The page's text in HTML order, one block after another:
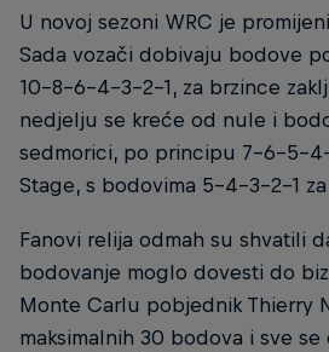
U novoj sezoni WRC je
Sada vozači dobivaju bodove
10-8-6-4-3-2-1, za brzince
nedjelju se kreće od nule i
sedmorici, po principu 7-6-5-
Stage, s bodovima 5-4-3-2-1
Fanovi relija odmah su shvatili
bodovanje moglo dovesti do
Monte Carlu pobjednik Thierry
maksimalnih 30 bodova i sve